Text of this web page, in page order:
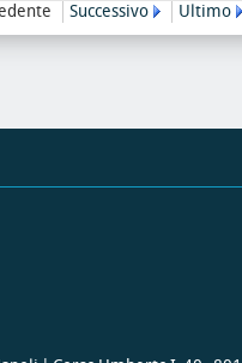
Successivo Ultimo